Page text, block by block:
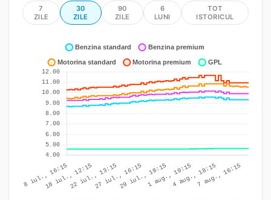
7
ZILE
30
ZILE
90
ZILE
6
LUNI
TOT
ISTORICUL